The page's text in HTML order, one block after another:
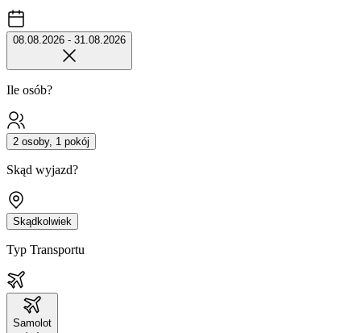
08.08.2026 - 31.08.2026
Ile osób?
2 osoby, 1 pokój
Skąd wyjazd?
Skądkolwiek
Typ Transportu
Samolot